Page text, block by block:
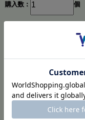
購入数： 個